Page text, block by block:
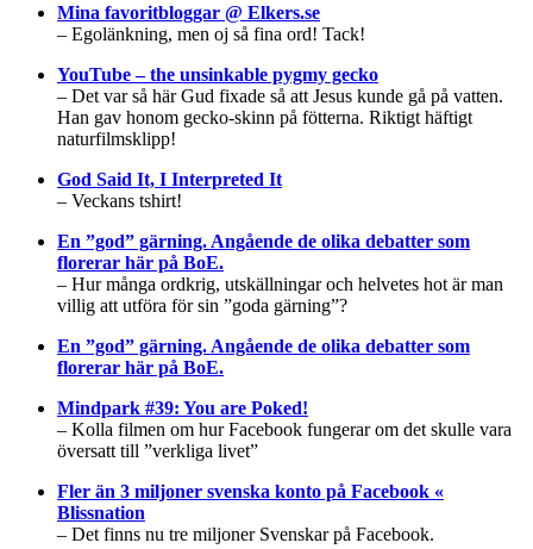
Mina favoritbloggar @ Elkers.se
– Egolänkning, men oj så fina ord! Tack!
YouTube – the unsinkable pygmy gecko
– Det var så här Gud fixade så att Jesus kunde gå på vatten.
Han gav honom gecko-skinn på fötterna. Riktigt häftigt
naturfilmsklipp!
God Said It, I Interpreted It
– Veckans tshirt!
En ”god” gärning. Angående de olika debatter som
florerar här på BoE.
– Hur många ordkrig, utskällningar och helvetes hot är man
villig att utföra för sin ”goda gärning”?
En ”god” gärning. Angående de olika debatter som
florerar här på BoE.
Mindpark #39: You are Poked!
– Kolla filmen om hur Facebook fungerar om det skulle vara
översatt till ”verkliga livet”
Fler än 3 miljoner svenska konto på Facebook «
Blissnation
– Det finns nu tre miljoner Svenskar på Facebook.